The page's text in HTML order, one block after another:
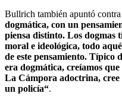
Bullrich también apuntó
dogmática, con un
piensa distinto. Los dogmas
moral e ideológica, todo
de este pensamiento. Típico
era dogmática, creíamos
La Cámpora adoctrina,
un policía“.